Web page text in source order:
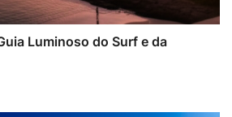
Luminoso do Surf e da